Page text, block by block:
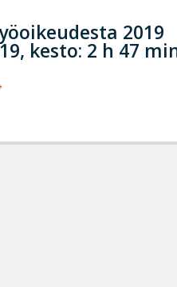
2019
kesto: 2 h 47